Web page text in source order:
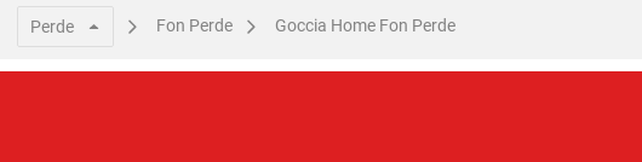
Perde Fon Perde Goccia Home Fon Perde